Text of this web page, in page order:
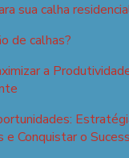
sua calha
de calhas?
a
e Conquistar o